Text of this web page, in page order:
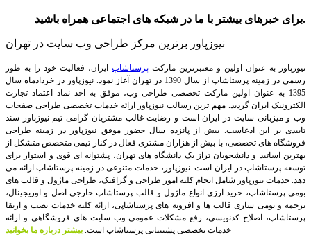
برای خبرهای بیشتر با ما در شبکه های اجتماعی همراه باشید.
نیوزپاور برترین مرکز طراحی وب سایت در تهران
نیوزپاور به عنوان اولین و معتبرترین مارکت پرستاشاپ ایران، فعالیت خود را به طور
رسمی در زمینه پرستاشاپ از سال 1390 در تهران آغاز نمود. نیوزپاور در خردادماه سال
1395 به عنوان اولین مارکت تخصصی طراحی وب، موفق به اخذ نماد اعتماد تجارت
الکترونیک ایران گردید. مهم ترین رسالت نیوزپاور ارائه خدمات تخصصی طراحی صفحات
وب و میزبانی سایت در ایران است و رضایت غالب مشتریان گرامی تیم نیوزپاور سند
تاییدی بر این ادعاست. بیش از پانزده سال حضور موفق نیوزپاور در زمینه طراحی
فروشگاه های تخصصی، با بیش از هزاران مشتری فعال در کنار تیمی متخصص متشکل از
بهترین اساتید و دانشجویان تراز یک دانشگاه های تهران، پشتوانه ای قوی و استوار برای
توسعه پرستاشاپ در ایران است.نیوزپاور، خدمات متنوعی در زمینه پرستاشاپ ارائه می
دهد. خدمات نیوزپاور شامل انجام کلیه امور طراحی و گرافیک، طراحی ماژول و قالب های
بومی پرستاشاپ، خرید ارزی انواع ماژول و قالب پرستاشاپ خارجی اصل و اوریجینال،
ترجمه و بومی سازی قالب ها و افزونه های پرستاشاپی، ارائه کلیه خدمات نصب و ارتقا
پرستاشاپ، اصلاح کدنویسی، رفع مشکلات عمومی وب سایت های فروشگاهی و ارائه
خدمات تخصصی پشتیبانی پرستاشاپ است. بیشتر درباره ما بخوانید